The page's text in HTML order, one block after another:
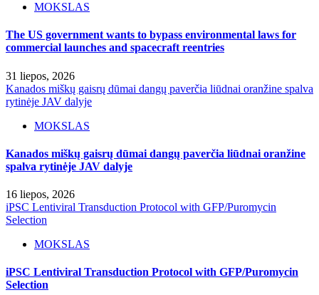
MOKSLAS
The US government wants to bypass environmental laws for
commercial launches and spacecraft reentries
31 liepos, 2026
Kanados miškų gaisrų dūmai dangų paverčia liūdnai oranžine spalva
rytinėje JAV dalyje
MOKSLAS
Kanados miškų gaisrų dūmai dangų paverčia liūdnai oranžine
spalva rytinėje JAV dalyje
16 liepos, 2026
iPSC Lentiviral Transduction Protocol with GFP/Puromycin
Selection
MOKSLAS
iPSC Lentiviral Transduction Protocol with GFP/Puromycin
Selection